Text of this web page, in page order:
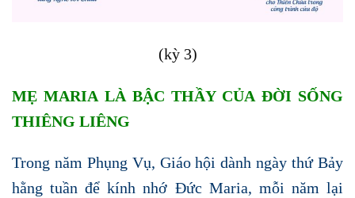
(kỳ 3)
MẸ MARIA LÀ BẬC THẦY CỦA ĐỜI SỐNG
THIÊNG LIÊNG
Trong năm Phụng Vụ, Giáo hội dành ngày thứ Bảy
hằng tuần để kính nhớ Đức Maria, mỗi năm lại